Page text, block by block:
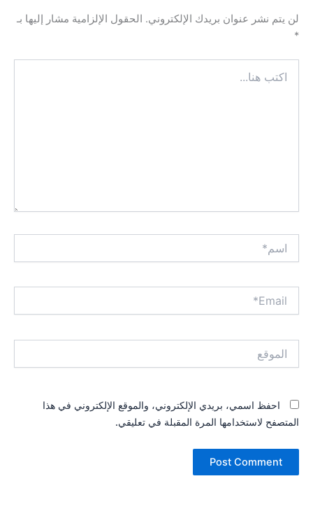
لن يتم نشر عنوان بريدك الإلكتروني. الحقول الإلزامية مشار إليها بـ
*
هنا...
احفظ اسمي، بريدي الإلكتروني، والموقع الإلكتروني في هذا
المتصفح لاستخدامها المرة المقبلة في تعليقي.